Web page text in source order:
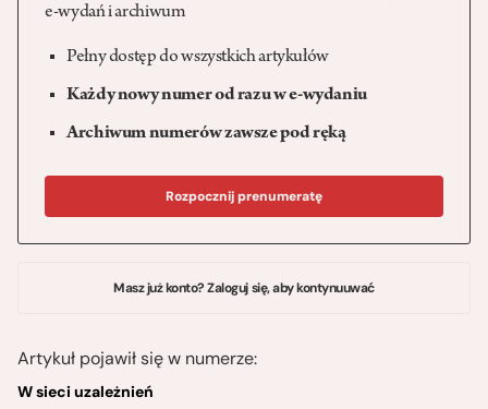
e-wydań i archiwum
Pełny dostęp do wszystkich artykułów
Każdy nowy numer od razu w e-wydaniu
Archiwum numerów zawsze pod ręką
Rozpocznij prenumeratę
Masz już konto? Zaloguj się, aby kontynuuwać
Artykuł pojawił się w numerze:
W sieci uzależnień